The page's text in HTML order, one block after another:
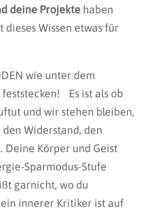
deine Projektehaben
dieses Wissen etwas für
wie unter dem
feststecken! Es ist als ob
und wir stehen bleiben,
den Widerstand, den
Deine Körper und Geist
Sparmodus-Stufe
garnicht, wo du
innerer Kritiker ist auf